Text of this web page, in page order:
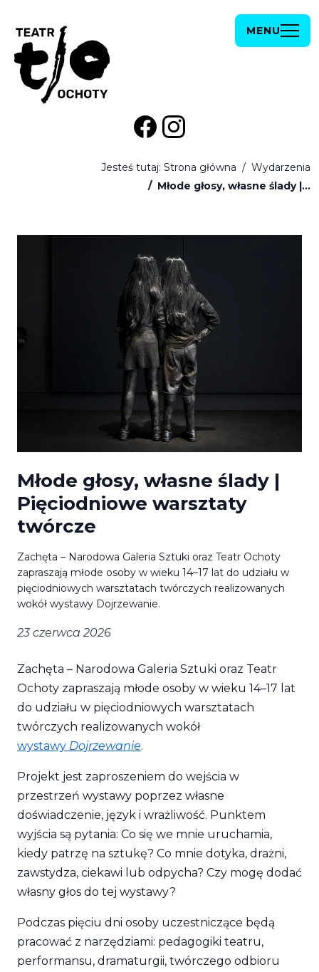
MENU
Strona główna
Wydarzenia
Młode głosy, własne ślady |...
Młode głosy, własne ślady |
Pięciodniowe warsztaty
twórcze
Zachęta – Narodowa Galeria Sztuki oraz Teatr Ochoty
zapraszają młode osoby w wieku 14–17 lat do udziału w
pięciodniowych warsztatach twórczych realizowanych
wokół wystawy Dojrzewanie.
23 czerwca 2026
Zachęta – Narodowa Galeria Sztuki oraz Teatr
Ochoty zapraszają młode osoby w wieku 14–17 lat
do udziału w pięciodniowych warsztatach
twórczych realizowanych wokół
wystawy Dojrzewanie.
Projekt jest zaproszeniem do wejścia w
przestrzeń wystawy poprzez własne
doświadczenie, język i wrażliwość. Punktem
wyjścia są pytania: Co się we mnie uruchamia,
kiedy patrzę na sztukę? Co mnie dotyka, drażni,
zawstydza, ciekawi lub odpycha? Czy mogę dodać
własny głos do tej wystawy?
Podczas pięciu dni osoby uczestniczące będą
pracować z narzędziami: pedagogiki teatru,
performansu, dramaturgii, twórczego odbioru